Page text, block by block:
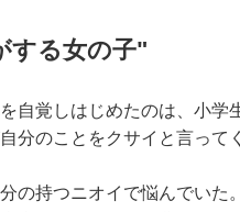
する女の子"
自覚しはじめたのは、小学
分のことをクサイと言って
の持つニオイで悩んでいた。